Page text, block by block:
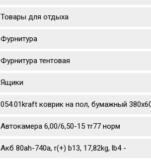
Товары для отдыха
Фурнитура
Фурнитура тентовая
Ящики
054.01kraft коврик на пол, бумажный
Автокамера 6,00/6,50-15 тr77 норм
Акб 80ah-740a, r(+) b13, 17,82kg, lb4 -